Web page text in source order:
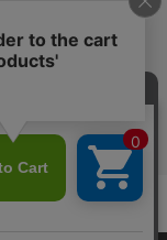
Reserved.